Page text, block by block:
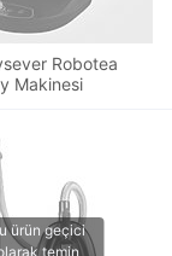
Robotea
Makinesi